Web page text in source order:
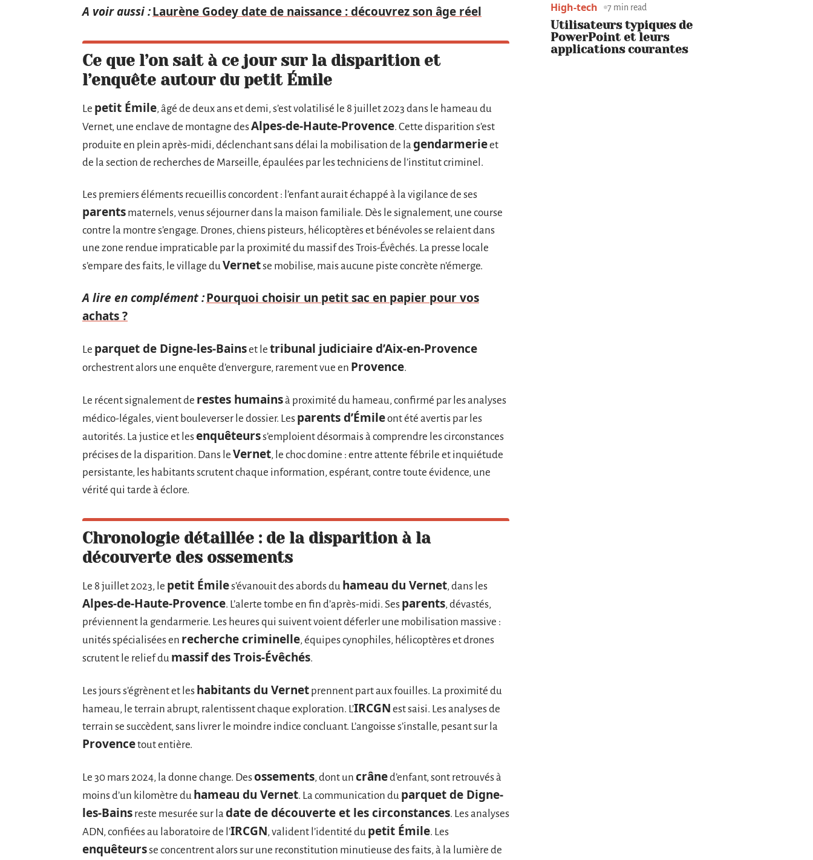
A voir aussi :Laurène Godey date de naissance : découvrez son âge réel
Ce que l’on sait à ce jour sur la disparition et
l’enquête autour du petit Émile
Le petit Émile, âgé de deux ans et demi, s’est volatilisé le 8 juillet 2023 dans le hameau du
Vernet, une enclave de montagne desAlpes-de-Haute-Provence. Cette disparition s’est
produite en plein après-midi, déclenchant sans délai la mobilisation de la gendarmerieet
de la section de recherches de Marseille, épaulées par les techniciens de l’institut criminel.
Les premiers éléments recueillis concordent : l’enfant aurait échappé à la vigilance de ses
parents maternels, venus séjourner dans la maison familiale. Dès le signalement, une course
contre la montre s’engage. Drones, chiens pisteurs, hélicoptères et bénévoles se relaient dans
une zone rendue impraticable par la proximité du massif des Trois-Évêchés. La presse locale
s’empare des faits, le village du Vernetse mobilise, mais aucune piste concrète n’émerge.
A lire en complément :Pourquoi choisir un petit sac en papier pour vos
achats ?
Le parquet de Digne-les-Bainset le tribunal judiciaire d’Aix-en-Provence
orchestrent alors une enquête d’envergure, rarement vue en Provence.
Le récent signalement de restes humainsà proximité du hameau, confirmé par les analyses
médico-légales, vient bouleverser le dossier. Les parents d’Émileont été avertis par les
autorités. La justice et lesenquêteurss’emploient désormais à comprendre les circonstances
précises de la disparition. Dans le Vernet, le choc domine : entre attente fébrile et inquiétude
persistante, les habitants scrutent chaque information, espérant, contre toute évidence, une
vérité qui tarde à éclore.
Chronologie détaillée : de la disparition à la
découverte des ossements
Le 8 juillet 2023, le petit Émiles’évanouit des abords du hameau du Vernet, dans les
Alpes-de-Haute-Provence. L’alerte tombe en fin d’après-midi. Ses parents, dévastés,
préviennent la gendarmerie. Les heures qui suivent voient déferler une mobilisation massive :
unités spécialisées en recherche criminelle, équipes cynophiles, hélicoptères et drones
scrutent le relief du massif des Trois-Évêchés.
Les jours s’égrènent et les habitants du Vernet prennent part aux fouilles. La proximité du
hameau, le terrain abrupt, ralentissent chaque exploration. L’IRCGN est saisi. Les analyses de
terrain se succèdent, sans livrer le moindre indice concluant. L’angoisse s’installe, pesant sur la
Provencetout entière.
Le 30 mars 2024, la donne change. Desossements, dont un crâned’enfant, sont retrouvés à
moins d’un kilomètre du hameau du Vernet. La communication du parquet de Digne-
les-Bains reste mesurée sur la date de découverte et les circonstances. Les analyses
ADN, confiées au laboratoire de l’IRCGN, valident l’identité du petit Émile. Les
enquêteursse concentrent alors sur une reconstitution minutieuse des faits, à la lumière de
High-tech 7 min read
Utilisateurs typiques de
PowerPoint et leurs
applications courantes